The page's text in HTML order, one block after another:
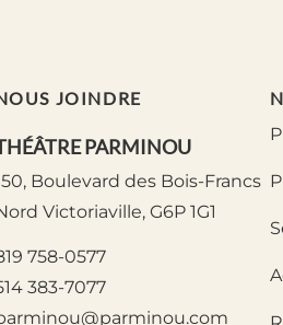
JOINDRE
PARMINOU
Boulevard des Bois-Francs
Victoriaville, G6P 1G1
758-0577
383-7077